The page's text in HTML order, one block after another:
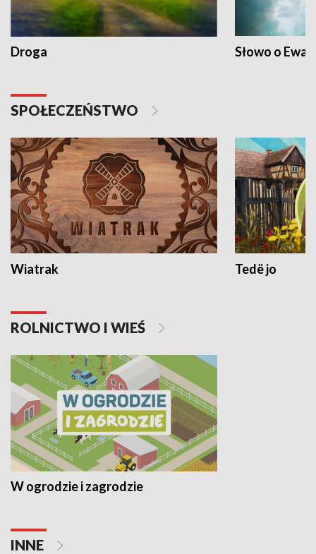
Droga Słowo o
SPOŁECZEŃSTWO
Wiatrak Tedë jo
ROLNICTWO I WIEŚ
W ogrodzie i zagrodzie
INNE